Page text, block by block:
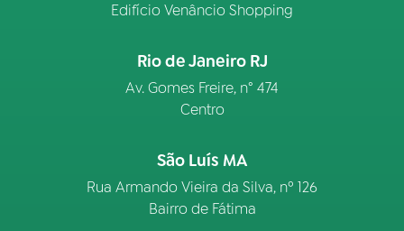
Edifício Venâncio Shopping
Rio de Janeiro RJ
Av. Gomes Freire, n° 474
Centro
São Luís MA
Rua Armando Vieira da Silva, nº 126
Bairro de Fátima